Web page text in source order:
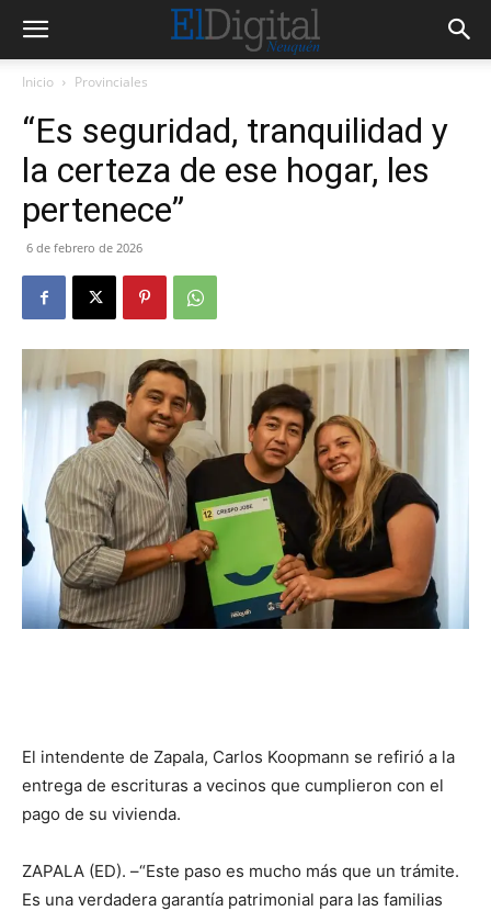
Inicio Provinciales
“Es seguridad, tranquilidad y
la certeza de ese hogar, les
pertenece”
6 de febrero de 2026
El intendente de Zapala, Carlos Koopmann se refirió a la
entrega de escrituras a vecinos que cumplieron con el
pago de su vivienda.
ZAPALA (ED). –“Este paso es mucho más que un trámite.
Es una verdadera garantía patrimonial para las familias